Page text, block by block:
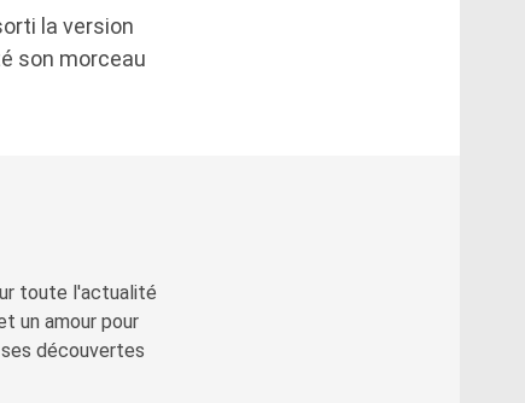
la version
son morceau
toute l'actualité
un amour pour
découvertes